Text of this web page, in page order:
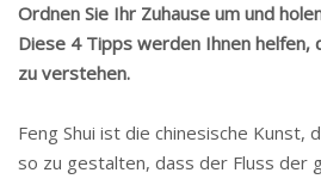
Ordnen Sie Ihr Zuhause um und
Diese 4 Tipps werden Ihnen helfen,
zu verstehen.
Feng Shui ist die chinesische Kunst,
so zu gestalten, dass der Fluss der